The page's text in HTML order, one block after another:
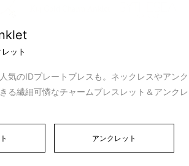
ット
気のIDプレートブレスも。ネックレスやアンク
る繊細可憐なチャームブレスレット＆アンクレ
アンクレット